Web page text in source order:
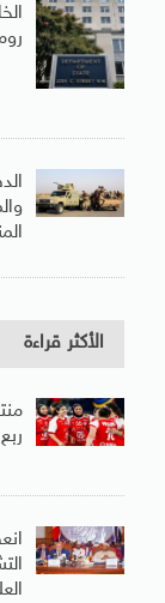
الأكثر قراءة